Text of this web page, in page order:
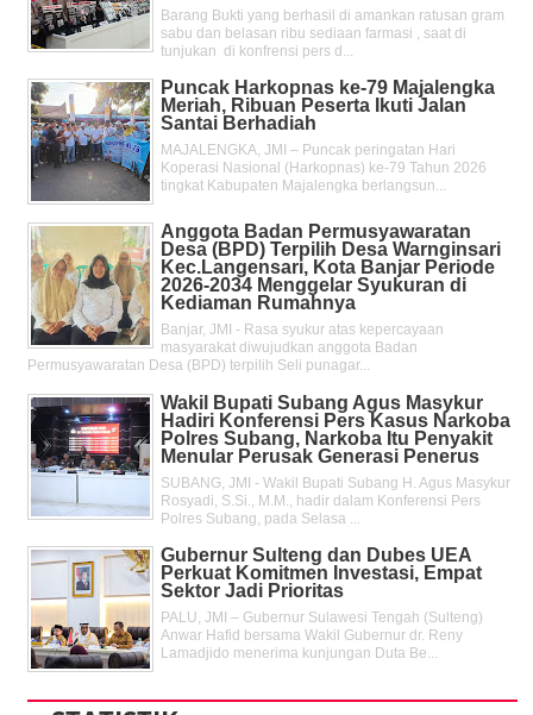
Barang Bukti yang berhasil di amankan ratusan gram
sabu dan belasan ribu sediaan farmasi , saat di
tunjukan di konfrensi pers d...
Puncak Harkopnas ke-79 Majalengka
Meriah, Ribuan Peserta Ikuti Jalan
Santai Berhadiah
MAJALENGKA, JMI – Puncak peringatan Hari
Koperasi Nasional (Harkopnas) ke-79 Tahun 2026
tingkat Kabupaten Majalengka berlangsun...
Anggota Badan Permusyawaratan
Desa (BPD) Terpilih Desa Warnginsari
Kec.Langensari, Kota Banjar Periode
2026-2034 Menggelar Syukuran di
Kediaman Rumahnya
Banjar, JMI - Rasa syukur atas kepercayaan
masyarakat diwujudkan anggota Badan
Permusyawaratan Desa (BPD) terpilih Seli punagar...
Wakil Bupati Subang Agus Masykur
Hadiri Konferensi Pers Kasus Narkoba
Polres Subang, Narkoba Itu Penyakit
Menular Perusak Generasi Penerus
SUBANG, JMI - Wakil Bupati Subang H. Agus Masykur
Rosyadi, S.Si., M.M., hadir dalam Konferensi Pers
Polres Subang, pada Selasa ...
Gubernur Sulteng dan Dubes UEA
Perkuat Komitmen Investasi, Empat
Sektor Jadi Prioritas
PALU, JMI – Gubernur Sulawesi Tengah (Sulteng)
Anwar Hafid bersama Wakil Gubernur dr. Reny
Lamadjido menerima kunjungan Duta Be...